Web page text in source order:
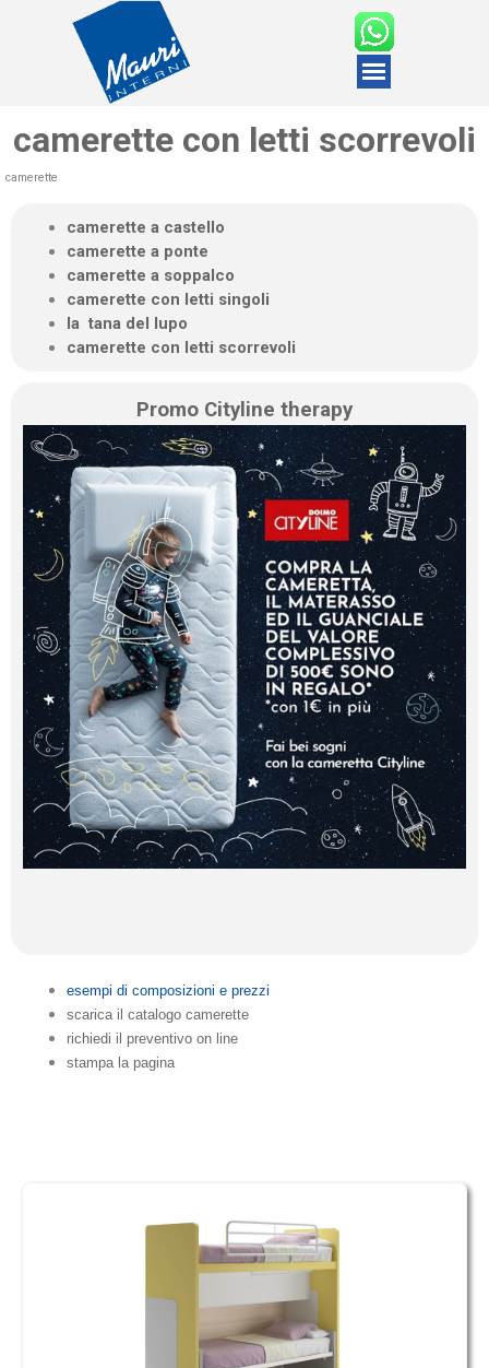
camerette con letti scorrevoli
camerette
camerette a castello
camerette a ponte
camerette a soppalco
camerette con letti singoli
la tana del lupo
camerette con letti scorrevoli
Promo Cityline therapy
esempi di composizioni e prezzi
scarica il catalogo camerette
richiedi il preventivo on line
stampa la pagina